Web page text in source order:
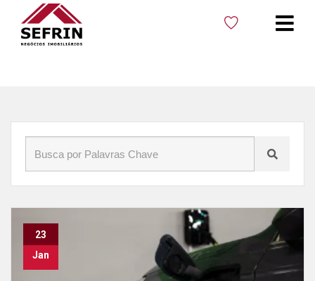
Início»Blog »Tecnologia
23
Jan